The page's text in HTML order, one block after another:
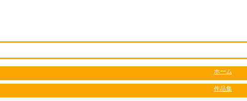
ホーム
作品集